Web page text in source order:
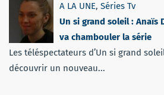
A LA UNE, Séries Tv
Un si grand soleil : Anaïs
va chambouler la série
Les téléspectateurs d’Un si grand
découvrir un nouveau...